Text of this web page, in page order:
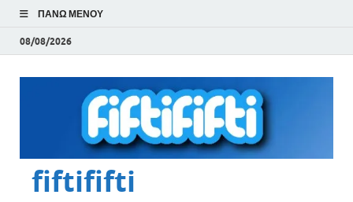
ΠΆΝΩ ΜΕΝΟΎ
08/08/2026
fiftififti